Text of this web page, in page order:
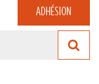
ADHÉSION